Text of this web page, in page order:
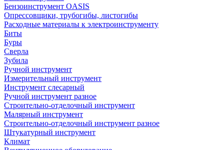
Бензоинструмент OASIS
Опрессовщики, трубогибы, листогибы
Расходные материалы к электроинструменту
Биты
Буры
Сверла
Зубила
Ручной инструмент
Измерительный инструмент
Инструмент слесарный
Ручной инструмент разное
Строительно-отделочный инструмент
Малярный инструмент
Строительно-отделочный инструмент разное
Штукатурный инструмент
Климат